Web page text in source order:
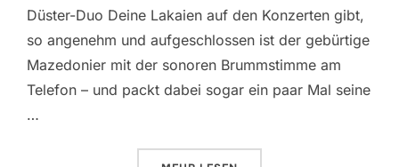
Düster-Duo Deine Lakaien auf den Konzerten gibt,
so angenehm und aufgeschlossen ist der gebürtige
Mazedonier mit der sonoren Brummstimme am
Telefon – und packt dabei sogar ein paar Mal seine
…